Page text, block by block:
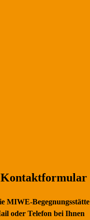
Kontaktformular
MIWE-Begegnungsstätte
oder Telefon bei Ihnen